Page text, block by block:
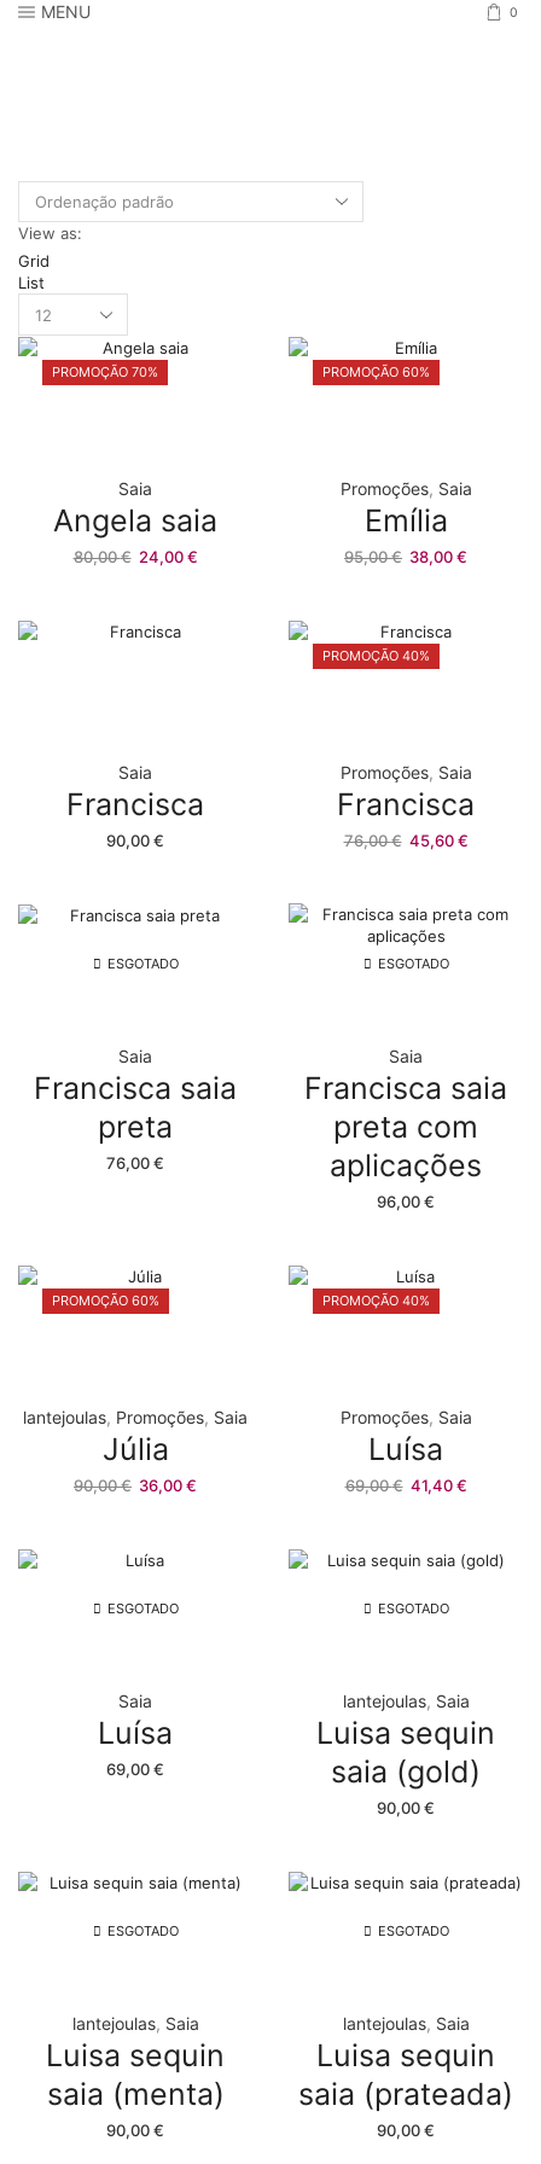
MENU 0
View as:
Grid
List
per
page
PROMOÇÃO 70%
Saia
Angela saia
80,00€ O
era:
24,00€O
PROMOÇÃO 60%
Promoções, Saia
Emília
95,00€ O
era:
95,00 €.
38,00€
Saia
Francisca
90,00€
PROMOÇÃO 40%
Promoções, Saia
Francisca
76,00€ O
era:
76,00 €.
45,60€O
é:
ESGOTADO
Saia
Francisca saia
preta
76,00€
ESGOTADO
Saia
Francisca saia
preta com
aplicações
96,00€
PROMOÇÃO 60%
lantejoulas, Promoções, Saia
Júlia
90,00€ O
era:
36,00€
PROMOÇÃO 40%
Promoções, Saia
Luísa
69,00€ O
era:
41,40€O
é:
41,40 €.
ESGOTADO
Saia
Luísa
69,00€
ESGOTADO
lantejoulas, Saia
Luisa sequin
saia (gold)
90,00€
ESGOTADO
lantejoulas, Saia
Luisa sequin
saia (menta)
90,00€
ESGOTADO
lantejoulas, Saia
Luisa sequin
saia (prateada)
90,00€